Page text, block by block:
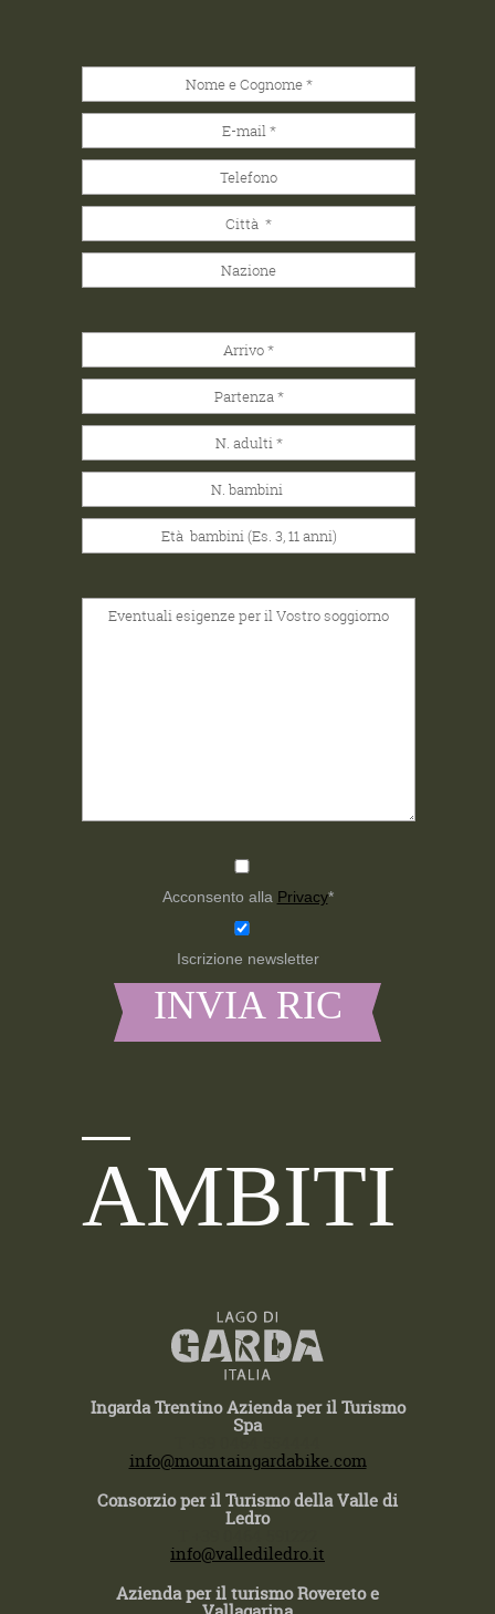
Acconsento alla Privacy*
Iscrizione newsletter
AMBITI
Ingarda Trentino Azienda per il Turismo
Spa
info@mountaingardabike.com
Consorzio per il Turismo della Valle di
Ledro
info@vallediledro.it
Azienda per il turismo Rovereto e